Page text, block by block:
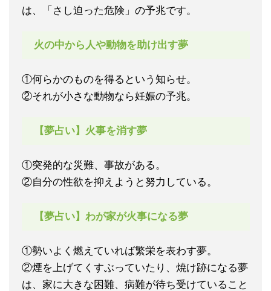
は、「さし迫った危険」の予兆です。
火の中から人や動物を助け出す夢
①何らかのものを得るという知らせ。
②それが小さな動物なら妊娠の予兆。
【夢占い】火事を消す夢
①突発的な災難、事故がある。
②自分の性欲を抑えようと努力している。
【夢占い】わが家が火事になる夢
①勢いよく燃えていれば繁栄を表わす夢。
②煙を上げてくすぶっていたり、焼け跡になる夢
は、家に大きな困難、病難が待ち受けていること